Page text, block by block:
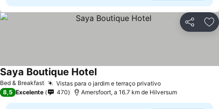
Partilhar
Bed & Breakfast Vistas para o jardim e terraço privativo
Saya Boutique Hotel
8,5 Excelente 470 Amersfoort, a 16.7 km de Hilversum